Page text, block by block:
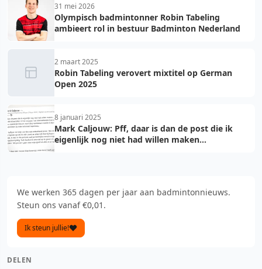
31 mei 2026
Olympisch badmintonner Robin Tabeling
ambieert rol in bestuur Badminton Nederland
2 maart 2025
Robin Tabeling verovert mixtitel op German
Open 2025
8 januari 2025
Mark Caljouw: Pff, daar is dan de post die ik
eigenlijk nog niet had willen maken...
We werken 365 dagen per jaar aan badmintonnieuws.
Steun ons vanaf €0,01.
Ik steun jullie!
DELEN